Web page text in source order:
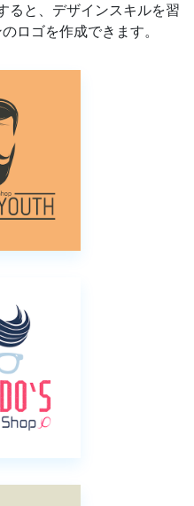
ると、デザインスキルを習
ロゴを作成できます。